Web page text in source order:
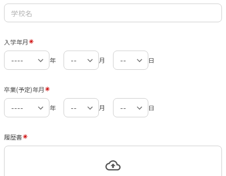
入学年月
年 月 日
卒業(予定)年月
年 月 日
履歴書